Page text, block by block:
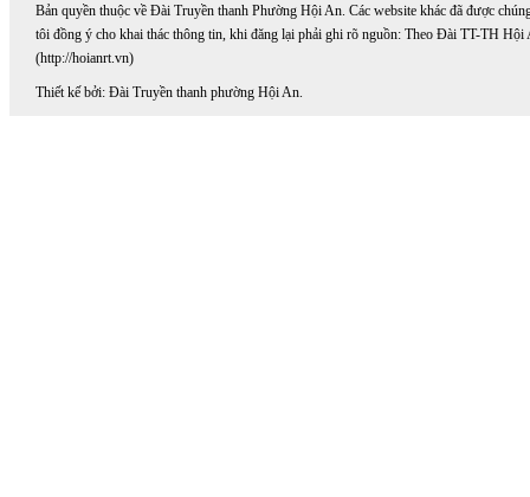
Bản quyền thuộc về Đài Truyền thanh Phường Hội An. Các website khác đã được
tôi đồng ý cho khai thác thông tin, khi đăng lại phải ghi rõ nguồn: Theo Đài TT-TH Hội
(http://hoianrt.vn)
Thiết kế bởi: Đài Truyền thanh phường Hội An.